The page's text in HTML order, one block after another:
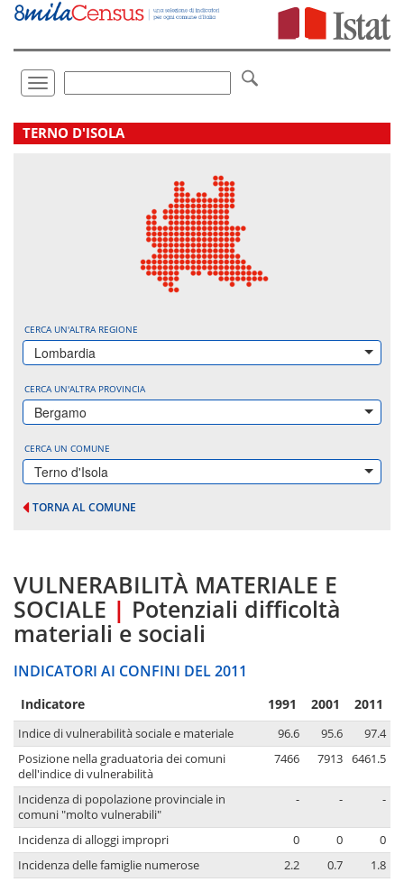
Vai
direttamente
Toggle
navigation
.
TERNO D'ISOLA
CERCA UN'ALTRA REGIONE
Lombardia
CERCA UN'ALTRA PROVINCIA
Bergamo
CERCA UN COMUNE
Terno d'Isola
TORNA AL COMUNE
VULNERABILITÀ MATERIALE E
SOCIALE | Potenziali difficoltà
materiali e sociali
INDICATORI AI CONFINI DEL 2011
Indicatore 1991 2001 2011
Indice di vulnerabilità sociale e materiale 96.6 95.6
97.4
Posizione nella graduatoria dei comuni
dell'indice di vulnerabilità
7466 7913 6461.5
Incidenza di popolazione provinciale in
comuni "molto vulnerabili"
- - -
Incidenza di alloggi impropri 0 0
0
Incidenza delle famiglie numerose
2.2 0.7
1.8